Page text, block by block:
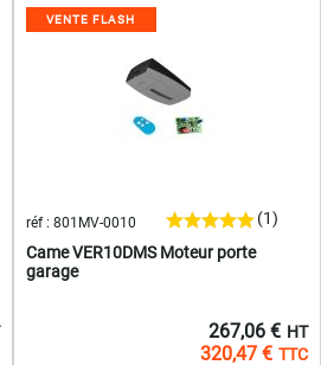
VENTE FLASH
Came VER10DMS Moteur porte
garage
réf : 801MV-0010 (1)
320,47 €
267,06 €